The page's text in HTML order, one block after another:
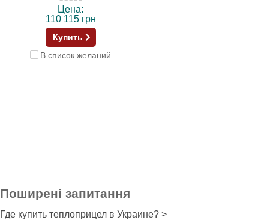
Цена:
110 115 грн
Купить
В список желаний
Поширені запитання
Где купить теплоприцел в Украине? >